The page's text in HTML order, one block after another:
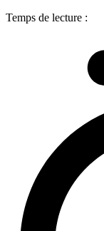
Temps de lecture :